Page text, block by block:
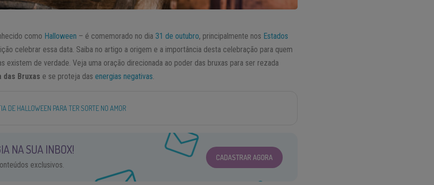
como Halloween – é comemorado no dia31 de outubro, principalmente nos Estados
celebrar essa data. Saiba no artigo a origem e a importância desta celebração para quem
existem de verdade. Veja uma oração direcionada ao poder das bruxas para ser rezada
das Bruxas e se proteja dasenergias negativas.
DE HALLOWEEN PARA TER SORTE NO AMOR
NA SUA INBOX!
exclusivos.
CADASTRAR AGORA